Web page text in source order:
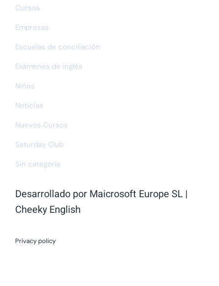
Cursos
Empresas
Escuelas de conciliación
Exámenes de inglés
Niños
Noticias
Nuevos Cursos
Saturday Club
Sin categoría
Desarrollado por Maicrosoft Europe SL |
Cheeky English
Privacy policy